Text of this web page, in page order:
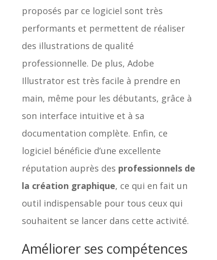
proposés par ce logiciel sont très
performants et permettent de réaliser
des illustrations de qualité
professionnelle. De plus, Adobe
Illustrator est très facile à prendre en
main, même pour les débutants, grâce à
son interface intuitive et à sa
documentation complète. Enfin, ce
logiciel bénéficie d’une excellente
réputation auprès des professionnels de
la création graphique, ce qui en fait un
outil indispensable pour tous ceux qui
souhaitent se lancer dans cette activité.
Améliorer ses compétences